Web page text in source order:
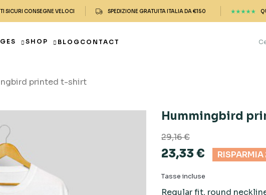
SICURI CONSEGNE VELOCI SPEDIZIONE GRATUITA ITALIA DA €150
SHOP BLOG CONTACT
printed t-shirt
Hummingbird
29,16 €
23,33 €
Tasse incluse
Regular fit, round